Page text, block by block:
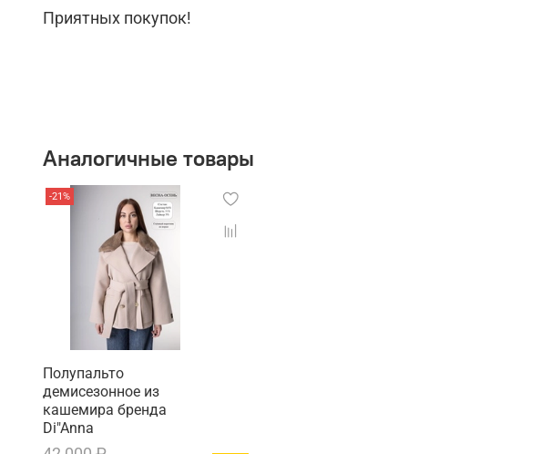
Приятных покупок!
Аналогичные товары
-21%
Полупальто
демисезонное из
кашемира бренда
Di"Anna